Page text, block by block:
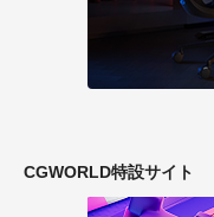
CGWORLD特設サイト